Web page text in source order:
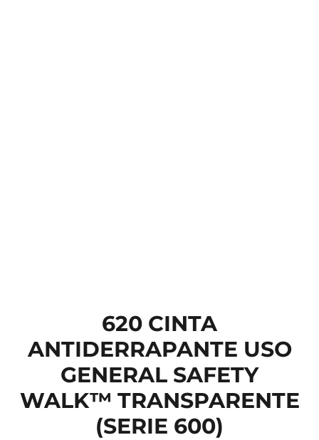
620 CINTA
ANTIDERRAPANTE USO
GENERAL SAFETY
WALK™ TRANSPARENTE
(SERIE 600)